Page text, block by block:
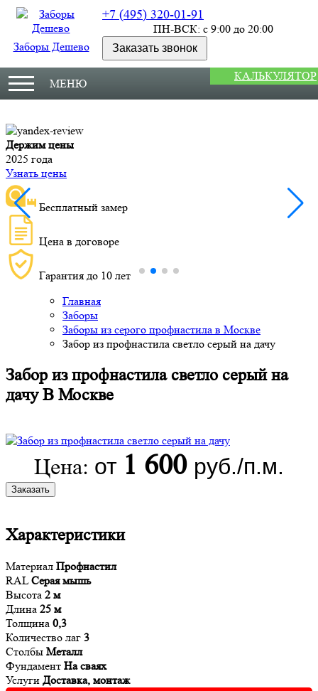
Заборы Дешево
+7 (495) 320-01-91
ПН-ВСК: с 9:00 до 20:00
Заказать звонок
МЕНЮ
КАЛЬКУЛЯТОР
Держим цены
2025 года
Узнать цены
Бесплатный замер
Цена в договоре
Гарантия до 10 лет
Главная
Заборы
Заборы из серого профнастила в Москве
Забор из профнастила светло серый на дачу
Забор из профнастила светло серый на
дачу В Москве
Цена: от 1 600 руб./п.м.
Заказать
Характеристики
Материал Профнастил
RALСерая мышь
Высота 2 м
Длина 25 м
Толщина 0,3
Количество лаг 3
Столбы Металл
Фундамент На сваях
Услуги Доставка, монтаж